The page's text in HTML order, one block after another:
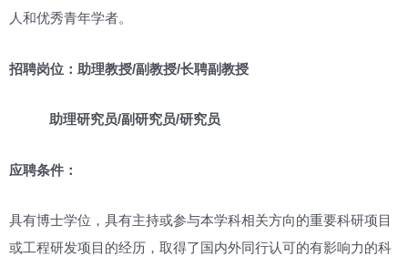
人和优秀青年学者。
招聘岗位： 助理教授/副教授/长聘副教授
助理研究员/副研究员/研究员
应聘条件：
具有博士学位，具有主持或参与本学科相关方向的重要科研项目
或工程研发项目的经历，取得了国内外同行认可的有影响力的科